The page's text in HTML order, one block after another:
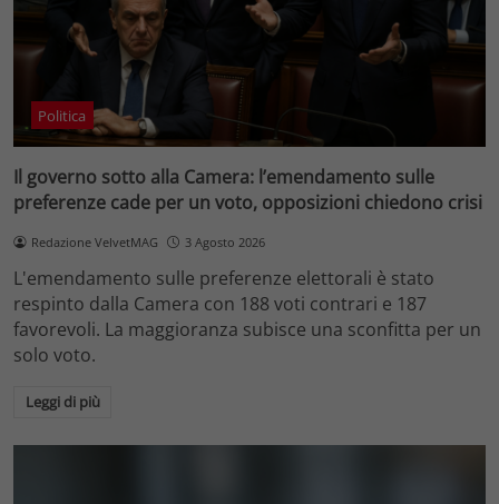
Politica
Il governo sotto alla Camera: l’emendamento sulle
preferenze cade per un voto, opposizioni chiedono crisi
Redazione VelvetMAG 3 Agosto 2026
L'emendamento sulle preferenze elettorali è stato
respinto dalla Camera con 188 voti contrari e 187
favorevoli. La maggioranza subisce una sconfitta per un
solo voto.
Leggi di più